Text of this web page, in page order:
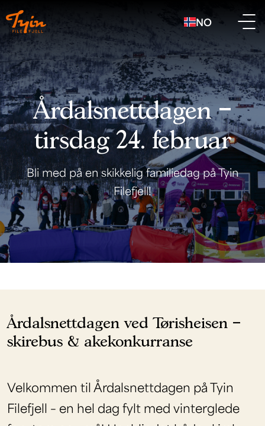
NO
Årdalsnettdagen –
tirsdag 24. februar
Bli med på en skikkelig familiedag på Tyin
Filefjell!
Årdalsnettdagen ved Tørisheisen –
skirebus & akekonkurranse
Velkommen til Årdalsnettdagen på Tyin
Filefjell – en hel dag fylt med vinterglede